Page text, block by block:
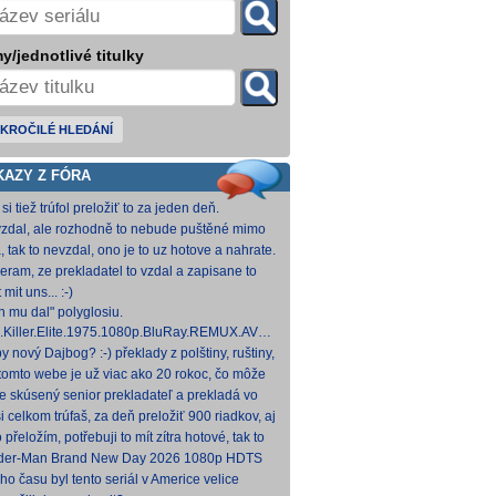
jednotlivé titulky
HLEDÁNÍ
Z FÓRA
si tiež trúfol preložiť to za jeden deň.
ale rozhodně to nebude puštěné mimo
Samozřejmě překladač.
tak to nevzdal, ono je to uz hotove a nahrate.
ze prekladatel to vzdal a zapisane to
mit uns... :-)
mu dal" polyglosiu.
[21,73 GB] Dnes na WS.
nový Dajbog? :-) překlady z polštiny, ruštiny,
francouzštiny, angličtiny (12-24 hod
webe je už viac ako 20 rokoc, čo môže
vyšší vek (pokojne aj nad 40, či 50).
skúsený senior prekladateľ a prekladá vo
pre Netflix, HBO a iné, nemal by to byť
celkom trúfaš, za deň preložiť 900 riadkov, aj
a nenáročných, plus úprava
přeložím, potřebuji to mít zítra hotové, tak to
rovnou hodim.
Man Brand New Day 2026 1080p HDTS
0 H 264-LMNTRY
času byl tento seriál v Americe velice